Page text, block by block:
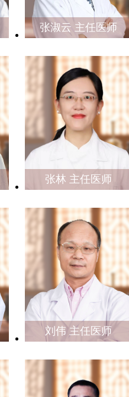
张淑云 主任医师
张林 主任医师
刘伟 主任医师